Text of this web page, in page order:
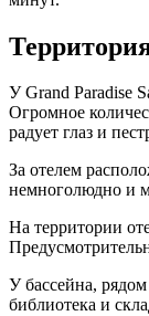
У Grand Paradise
Огромное
радует глаз и
За отелем
немноголюдно и
На территории
У бассейна,
библиотека и